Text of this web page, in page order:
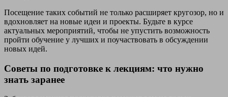
Посещение таких событий не только расширяет кругозор, но и
вдохновляет на новые идеи и проекты. Будьте в курсе
актуальных мероприятий, чтобы не упустить возможность
пройти обучение у лучших и поучаствовать в обсуждении
новых идей.
Советы по подготовке к лекциям: что нужно
знать заранее